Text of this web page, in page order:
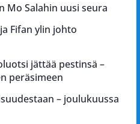
Mo Salahin uusi seura
Fifan ylin johto
jättää pestinsä –
peräsimeen
– joulukuussa